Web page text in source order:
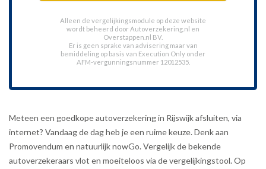
Alleen de vergelijkingsmodule op deze website
wordt beheerd door Autoverzekering.nl en
Overstappen.nl BV.
Er is geen sprake van advisering maar van
bemiddeling op basis van Execution Only onder
AFM-vergunningsnummer 12012535.
Meteen een goedkope autoverzekering in Rijswijk afsluiten, via
internet? Vandaag de dag heb je een ruime keuze. Denk aan
Promovendum en natuurlijk nowGo. Vergelijk de bekende
autoverzekeraars vlot en moeiteloos via de vergelijkingstool. Op